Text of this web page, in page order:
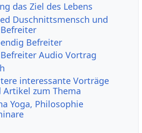
das Ziel des Lebens
Duschnittsmensch und
Befreiter
Audio Vortrag
interessante Vorträge
Artikel zum Thema
Yoga, Philosophie